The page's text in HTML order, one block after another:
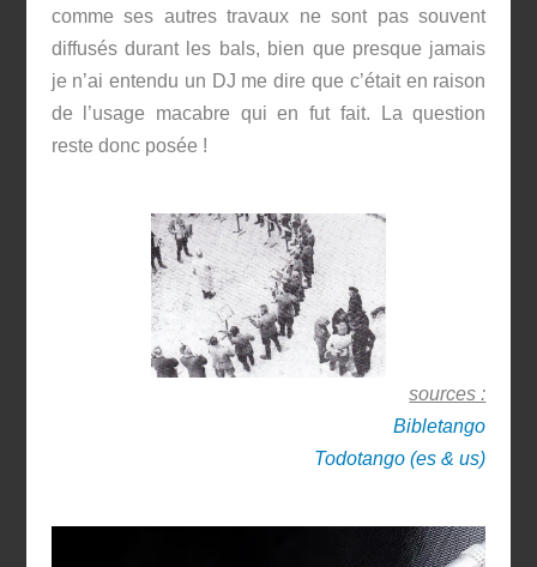
comme ses autres travaux ne sont pas souvent
diffusés durant les bals, bien que presque jamais
je n’ai entendu un DJ me dire que c’était en raison
de l’usage macabre qui en fut fait. La question
reste donc posée !
sources :
Bibletango
Todotango (es & us)